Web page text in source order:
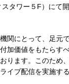
タワー５F）にて
関にとって、足元
加価値をもたらす
ります。このため
イブ配信を実施す